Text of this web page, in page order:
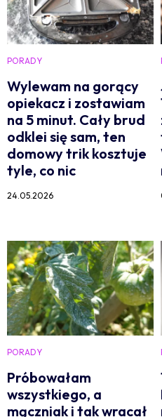
PORADY
Wylewam na gorący
opiekacz i zostawiam
na 5 minut. Cały brud
odklei się sam, ten
domowy trik kosztuje
tyle, co nic
24.05.2026
PORADY
Próbowałam
wszystkiego, a
mączniak i tak wracał